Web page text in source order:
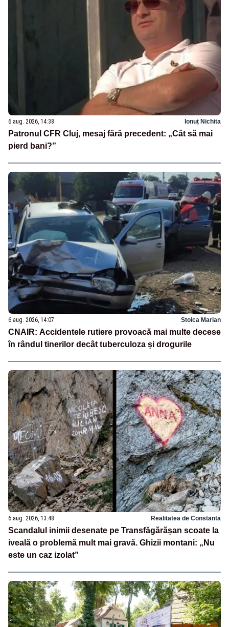
6 aug. 2026, 14:38 Ionuț Nichita
Patronul CFR Cluj, mesaj fără precedent: „Cât să mai
pierd bani?”
6 aug. 2026, 14:07 Stoica Marian
CNAIR: Accidentele rutiere provoacă mai multe decese
în rândul tinerilor decât tuberculoza și drogurile
6 aug. 2026, 13:48 Realitatea de Constanta
Scandalul inimii desenate pe Transfăgărășan scoate la
iveală o problemă mult mai gravă. Ghizii montani: „Nu
este un caz izolat”